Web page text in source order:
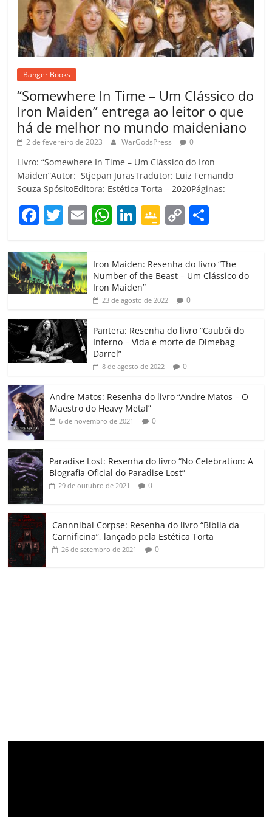
Banger Books
“Somewhere In Time – Um Clássico do
Iron Maiden” entrega ao leitor o que
há de melhor no mundo maideniano
2 de fevereiro de 2023 WarGodsPress 0
Livro: “Somewhere In Time – Um Clássico do Iron
Maiden”Autor: Stjepan JurasTradutor: Luiz Fernando
Souza SpósitoEditora: Estética Torta – 2020Páginas:
F
c
e
b
o
o
k
T
itt
er
E W
at
s
A
p
Li
e
dI
G
gl
e
Cl
a
ss
ro
o
C
p
y
Li
k
m
p
h
ar
Iron Maiden: Resenha do livro “The
Number of the Beast – Um Clássico do
Iron Maiden”
23 de agosto de 2022 0
Pantera: Resenha do livro “Caubói do
Inferno – Vida e morte de Dimebag
Darrel”
8 de agosto de 2022 0
Andre Matos: Resenha do livro “Andre Matos – O
Maestro do Heavy Metal”
6 de novembro de 2021 0
Paradise Lost: Resenha do livro “No Celebration: A
Biografia Oficial do Paradise Lost”
29 de outubro de 2021 0
Cannnibal Corpse: Resenha do livro “Bíblia da
Carnificina”, lançado pela Estética Torta
26 de setembro de 2021 0